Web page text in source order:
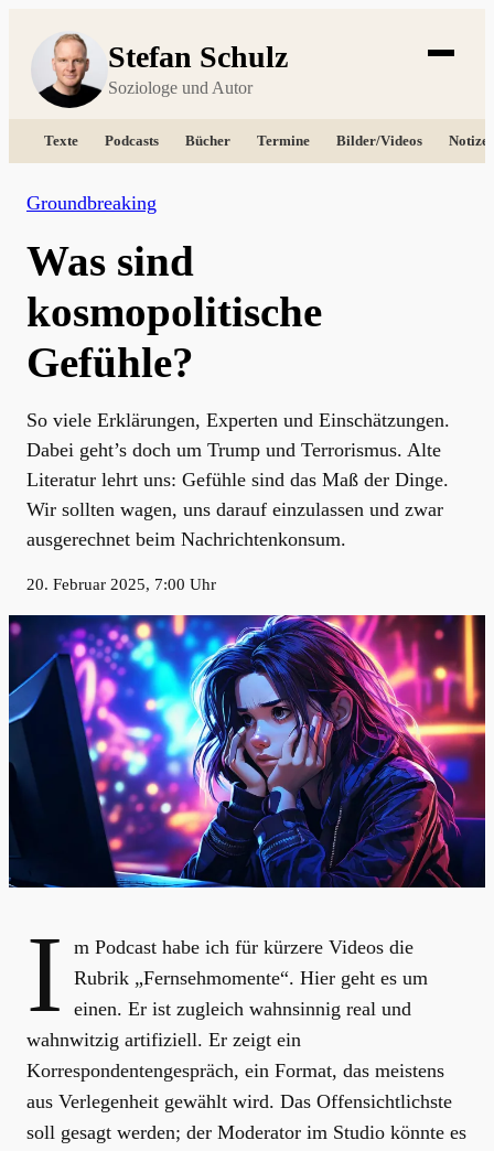
Stefan Schulz
Soziologe und Autor
Texte Podcasts Bücher Termine Bilder/Videos
Groundbreaking
Was sind
kosmopolitische
Gefühle?
So viele Erklärungen, Experten und Einschätzungen.
Dabei geht’s doch um Trump und Terrorismus. Alte
Literatur lehrt uns: Gefühle sind das Maß der Dinge.
Wir sollten wagen, uns darauf einzulassen und zwar
ausgerechnet beim Nachrichtenkonsum.
20. Februar 2025, 7:00 Uhr
I
m Podcast habe ich für kürzere Videos die
Rubrik „Fernsehmomente“. Hier geht es um
einen. Er ist zugleich wahnsinnig real und
wahnwitzig artifiziell. Er zeigt ein
Korrespondentengespräch, ein Format, das meistens
aus Verlegenheit gewählt wird. Das Offensichtlichste
soll gesagt werden; der Moderator im Studio könnte es